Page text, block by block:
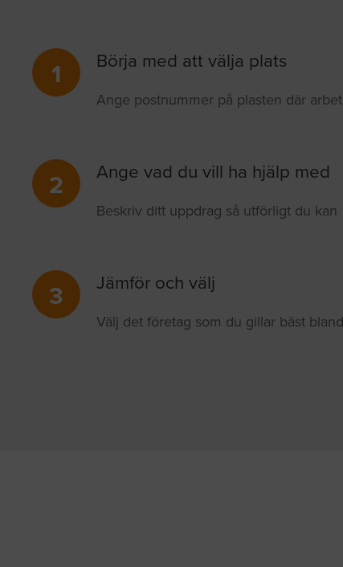
1 Börja med att välja plats
Ange postnummer på plasten där
2 Ange vad du vill ha hjälp med
Beskriv ditt uppdrag så utförligt du kan
3 Jämför och välj
Välj det företag som du gillar bäst